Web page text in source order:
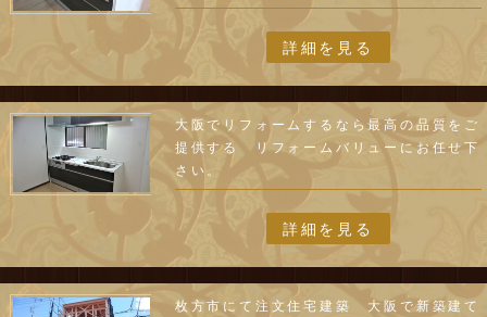
詳細を見る
大阪でリフォームするなら最高の品質をご
提供する リフォームバリューにお任せ下
さい。
詳細を見る
枚方市にて注文住宅建築 大阪で新築建て